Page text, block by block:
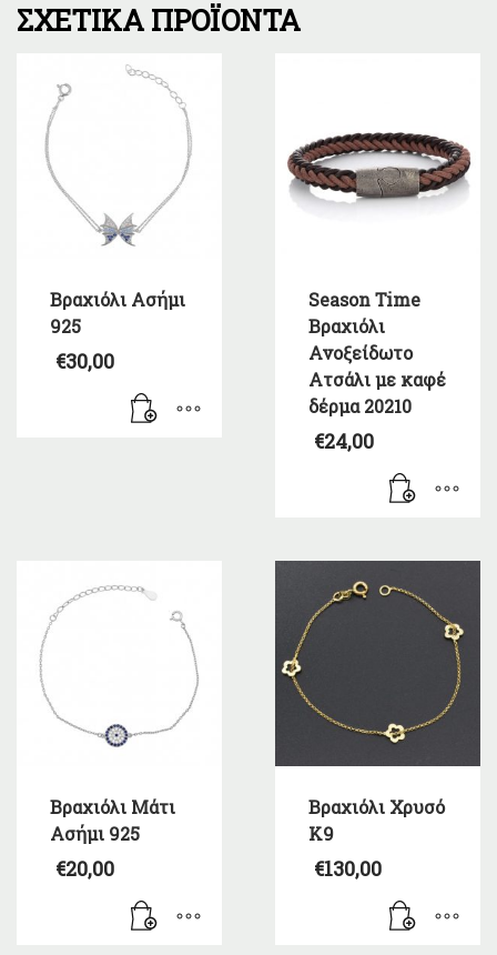
ΣΧΕΤΙΚΆ ΠΡΟΪΌΝΤΑ
Βραχιόλι Ασήμι
925
€30,00
Season Time
Βραχιόλι
Ανοξείδωτο
Ατσάλι με καφέ
δέρμα 20210
€24,00
Βραχιόλι Μάτι
Ασήμι 925
€20,00
Βραχιόλι Χρυσό
Κ9
€130,00